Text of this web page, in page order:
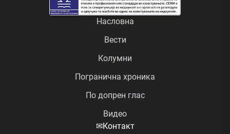
Насловна
Вести
Колумни
Погранична хроника
По допрен глас
Видео
✉Контакт